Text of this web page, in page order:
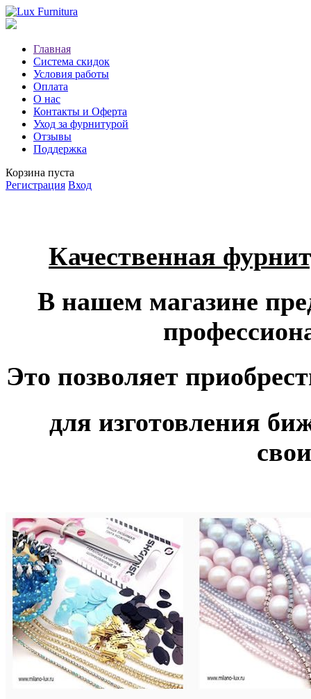
Главная
Система скидок
Условия работы
Оплата
О нас
Контакты и Оферта
Уход за фурнитурой
Отзывы
Поддержка
Корзина пуста
Регистрация Вход
Качественная
В нашем магазине
Это позволяет
для изготовления